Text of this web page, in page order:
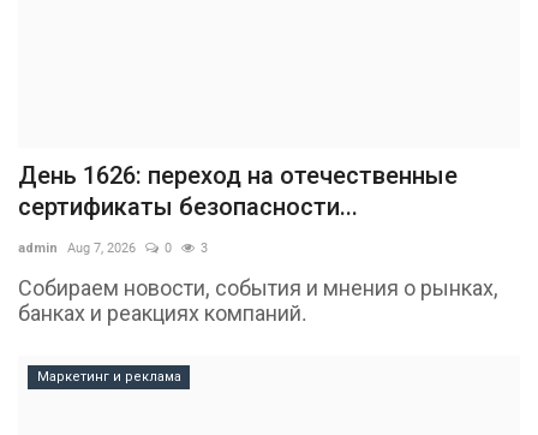
День 1626: переход на отечественные
сертификаты безопасности...
admin Aug 7, 2026 0 3
Собираем новости, события и мнения о рынках,
банках и реакциях компаний.
Маркетинг и реклама